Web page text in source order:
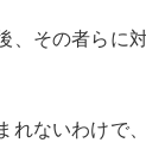
、その者らに
れないわけで